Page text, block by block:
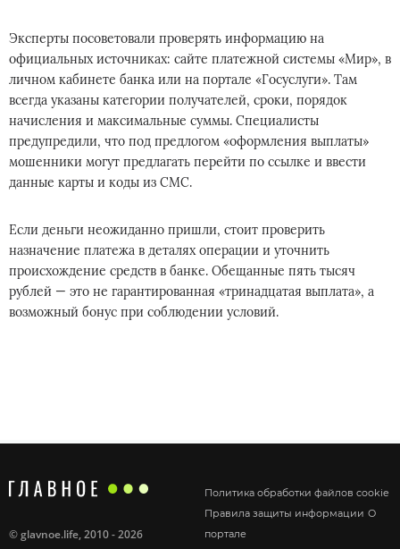
Эксперты посоветовали проверять информацию на
официальных источниках: сайте платежной системы «Мир», в
личном кабинете банка или на портале «Госуслуги». Там
всегда указаны категории получателей, сроки, порядок
начисления и максимальные суммы. Специалисты
предупредили, что под предлогом «оформления выплаты»
мошенники могут предлагать перейти по ссылке и ввести
данные карты и коды из СМС.
Если деньги неожиданно пришли, стоит проверить
назначение платежа в деталях операции и уточнить
происхождение средств в банке. Обещанные пять тысяч
рублей — это не гарантированная «тринадцатая выплата», а
возможный бонус при соблюдении условий.
Политика обработки файлов cookie
Правила защиты информации О
портале
©glavnoe.life, 2010 - 2026